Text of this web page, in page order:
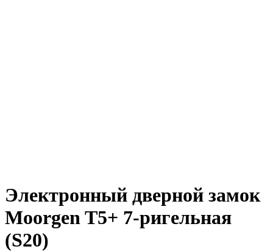
Электронный дверной замок
Moorgen T5+ 7-ригельная
(S20)